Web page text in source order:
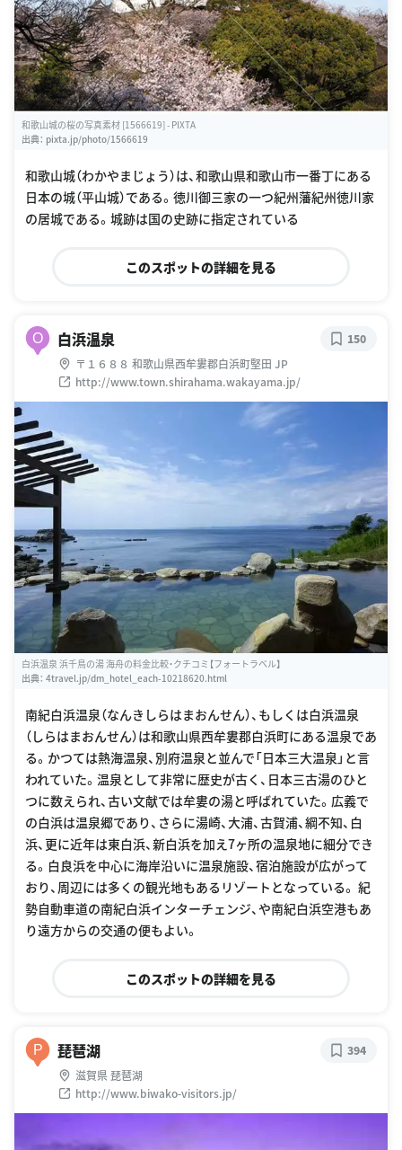
和歌山城の桜の写真素材 [1566619] - PIXTA
出典： pixta.jp/photo/1566619
和歌山城（わかやまじょう）は、和歌山県和歌山市一番丁にある
日本の城（平山城）である。徳川御三家の一つ紀州藩紀州徳川家
の居城である。城跡は国の史跡に指定されている
このスポットの詳細を見る
O 白浜温泉
〒１６８８ 和歌山県西牟婁郡白浜町堅田 JP
http://www.town.shirahama.wakayama.jp/
150
白浜温泉 浜千鳥の湯 海舟の料金比較・クチコミ【フォートラベル】
出典： 4travel.jp/dm_hotel_each-10218620.html
南紀白浜温泉（なんきしらはまおんせん）、もしくは白浜温泉
（しらはまおんせん）は和歌山県西牟婁郡白浜町にある温泉であ
る。かつては熱海温泉、別府温泉と並んで「日本三大温泉」と言
われていた。温泉として非常に歴史が古く、日本三古湯のひと
つに数えられ、古い文献では牟婁の湯と呼ばれていた。広義で
の白浜は温泉郷であり、さらに湯崎、大浦、古賀浦、綱不知、白
浜、更に近年は東白浜、新白浜を加え7ヶ所の温泉地に細分でき
る。白良浜を中心に海岸沿いに温泉施設、宿泊施設が広がって
おり、周辺には多くの観光地もあるリゾートとなっている。 紀
勢自動車道の南紀白浜インターチェンジ、や南紀白浜空港もあ
り遠方からの交通の便もよい。
このスポットの詳細を見る
P 琵琶湖
滋賀県 琵琶湖
http://www.biwako-visitors.jp/
394